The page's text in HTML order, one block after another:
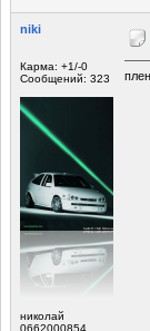
niki
Карма: +1/-0
Сообщений: 323
николай
0662000854